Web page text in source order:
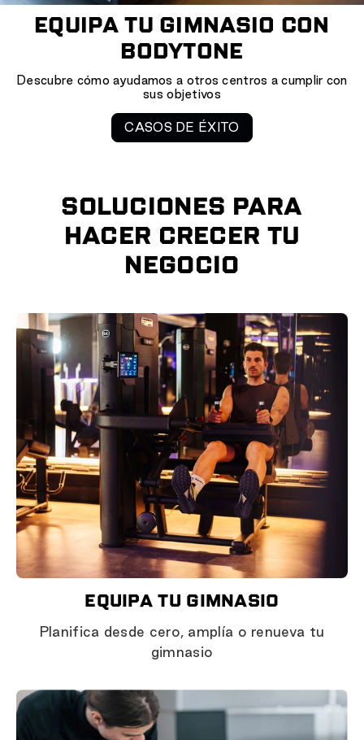
EQUIPA TU GIMNASIO CON
BODYTONE
Descubre cómo ayudamos a otros centros a cumplir con
sus objetivos
CASOS DE ÉXITO
SOLUCIONES PARA
HACER CRECER TU
NEGOCIO
EQUIPA TU GIMNASIO
Planifica desde cero, amplía o renueva tu
gimnasio